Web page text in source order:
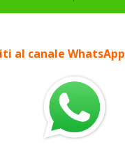
al canale WhatsApp